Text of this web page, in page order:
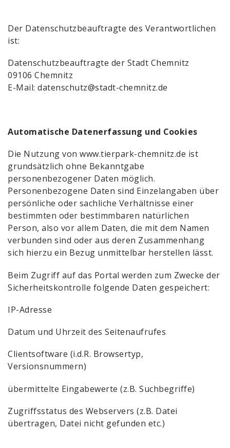
Der Datenschutzbeauftragte des Verantwortlichen
ist:
Datenschutzbeauftragte der Stadt Chemnitz
09106 Chemnitz
E-Mail: datenschutz@stadt-chemnitz.de
Automatische Datenerfassung und Cookies
Die Nutzung von www.tierpark-chemnitz.de ist
grundsätzlich ohne Bekanntgabe
personenbezogener Daten möglich.
Personenbezogene Daten sind Einzelangaben über
persönliche oder sachliche Verhältnisse einer
bestimmten oder bestimmbaren natürlichen
Person, also vor allem Daten, die mit dem Namen
verbunden sind oder aus deren Zusammenhang
sich hierzu ein Bezug unmittelbar herstellen lässt.
Beim Zugriff auf das Portal werden zum Zwecke der
Sicherheitskontrolle folgende Daten gespeichert:
IP-Adresse
Datum und Uhrzeit des Seitenaufrufes
Clientsoftware (i.d.R. Browsertyp,
Versionsnummern)
übermittelte Eingabewerte (z.B. Suchbegriffe)
Zugriffsstatus des Webservers (z.B. Datei
übertragen, Datei nicht gefunden etc.)